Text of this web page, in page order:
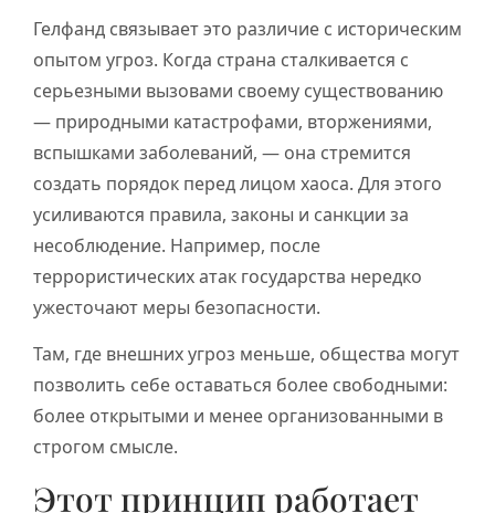
Гелфанд связывает это различие с историческим
опытом угроз. Когда страна сталкивается с
серьезными вызовами своему существованию
— природными катастрофами, вторжениями,
вспышками заболеваний, — она стремится
создать порядок перед лицом хаоса. Для этого
усиливаются правила, законы и санкции за
несоблюдение. Например, после
террористических атак государства нередко
ужесточают меры безопасности.
Там, где внешних угроз меньше, общества могут
позволить себе оставаться более свободными:
более открытыми и менее организованными в
строгом смысле.
Этот принцип работает